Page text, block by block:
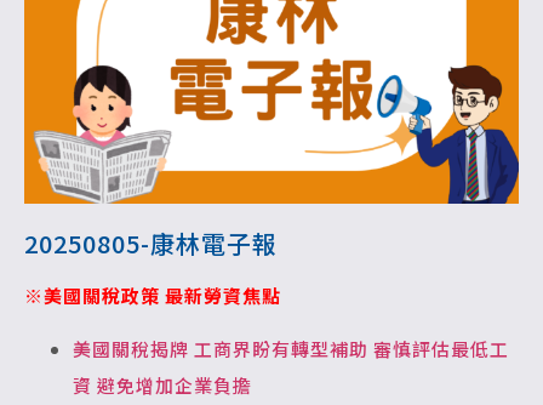
20250805-康林電子報
※美國關稅政策 最新勞資焦點
美國關稅揭牌 工商界盼有轉型補助 審慎評估最低工
資 避免增加企業負擔